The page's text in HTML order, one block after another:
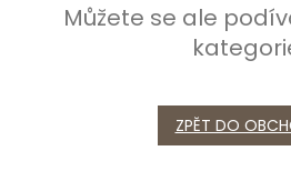
Můžete se ale
ZPĚT DO